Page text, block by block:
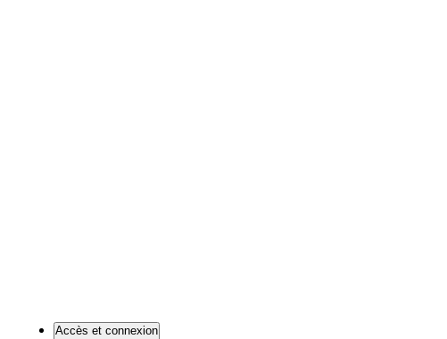
Accès et connexion